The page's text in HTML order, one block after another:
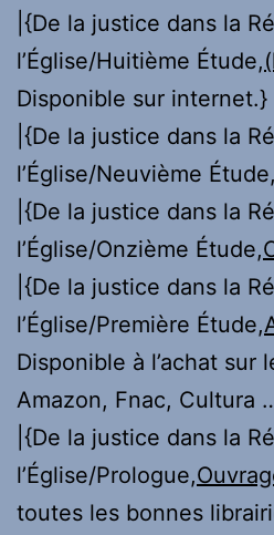
|{De la justice dans la
l’Église/Huitième Étude,
Disponible sur internet.}
|{De la justice dans la
l’Église/Neuvième Étude,
|{De la justice dans la
l’Église/Onzième Étude,
|{De la justice dans la
l’Église/Première Étude,
Disponible à l’achat sur
Amazon, Fnac, Cultura
|{De la justice dans la
l’Église/Prologue,
toutes les bonnes